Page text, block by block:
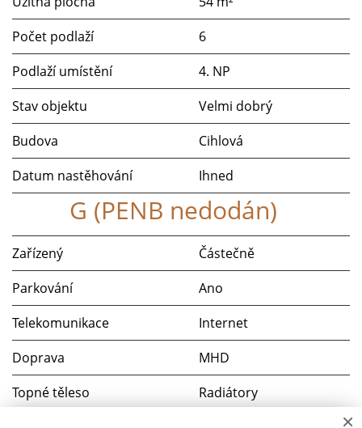
Počet podlaží
6
Podlaží umístění
4. NP
Stav objektu
Velmi dobrý
Budova
Cihlová
Datum nastěhování
Ihned
G (PENB nedodán)
Zařízený
Částečně
Parkování
Ano
Telekomunikace
Internet
Doprava
MHD
Topné těleso
Radiátory
×